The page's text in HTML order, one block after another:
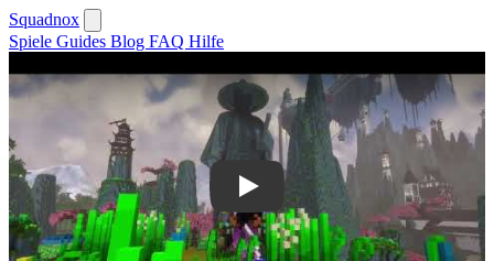
Squadnox
Spiele Guides Blog FAQ Hilfe